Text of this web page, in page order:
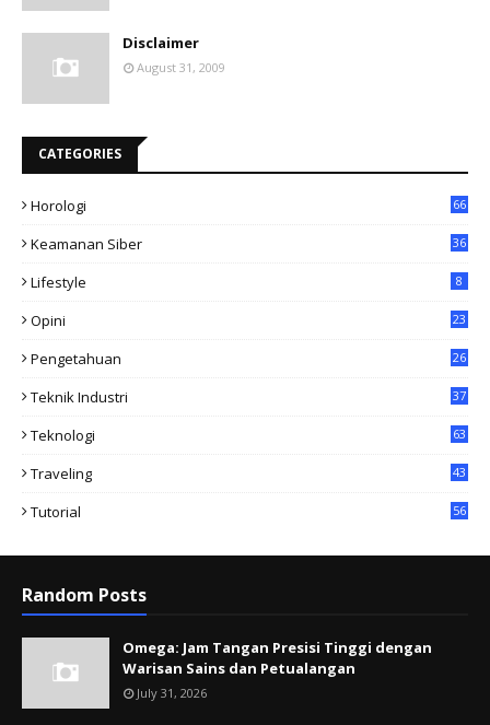
Disclaimer
August 31, 2009
CATEGORIES
Horologi 66
Keamanan Siber 36
Lifestyle 8
Opini 23
Pengetahuan 26
Teknik Industri 37
Teknologi 63
Traveling 43
Tutorial 56
Random Posts
Omega: Jam Tangan Presisi Tinggi dengan
Warisan Sains dan Petualangan
July 31, 2026